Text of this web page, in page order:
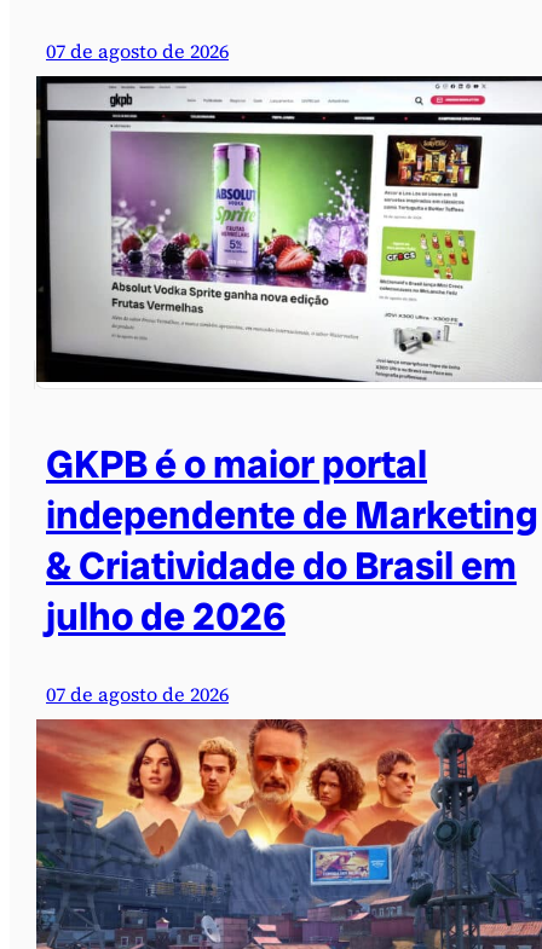
07 de agosto de 2026
GKPB é o maior portal
independente de Marketing
& Criatividade do Brasil em
julho de 2026
07 de agosto de 2026